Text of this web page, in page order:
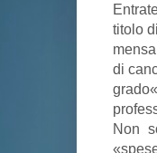
titolo
di
Non